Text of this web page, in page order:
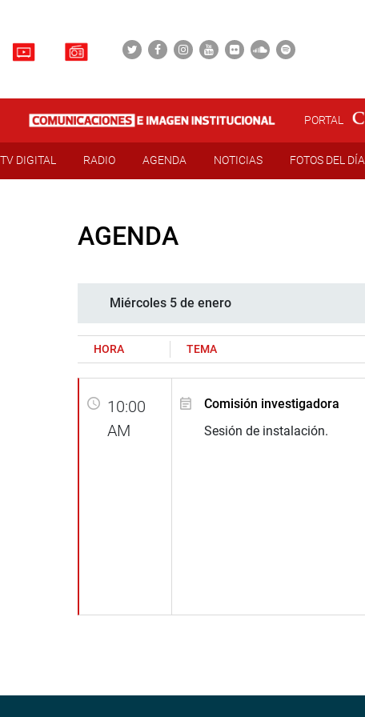
PORTAL
TV DIGITAL RADIO AGENDA NOTICIAS FOTOS DEL DÍA
AGENDA
Miércoles 5 de enero
HORA TEMA
10:00
AM
Comisión investigadora
Sesión de instalación.